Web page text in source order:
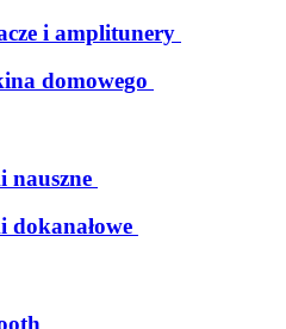
i amplitunery
domowego
nauszne
dokanałowe